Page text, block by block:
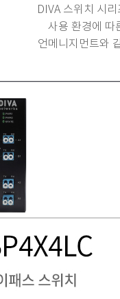
DIVA 스위치 시
사용 환경에 따
언메니지먼트와